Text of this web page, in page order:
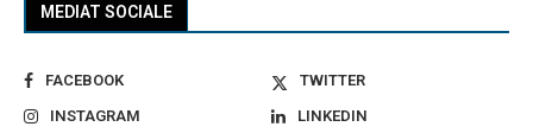
MEDIAT SOCIALE
FACEBOOK
TWITTER
INSTAGRAM
LINKEDIN